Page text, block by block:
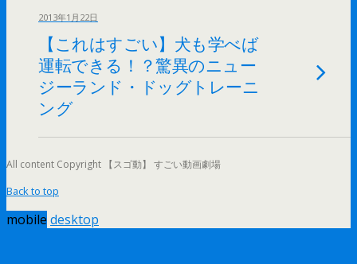
2013年1月22日
【これはすごい】犬も学べば
運転できる！？驚異のニュー
ジーランド・ドッグトレーニ
ング
All content Copyright 【スゴ動】 すごい動画劇場
Back to top
mobile desktop